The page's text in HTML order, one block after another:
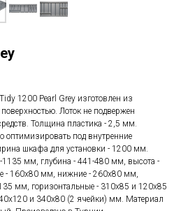
1200 Pearl Grey изготовлен из
Лоток не подвержен
Толщина пластика - 2,5 мм.
под внутренние
шкафа для установки - 1200 мм.
мм, глубина - 441-480 мм, высота -
- 160х80 мм, нижние - 260х80 мм,
мм, горизонтальные - 310х85 и 120х85
и 340х80 (2 ячейки) мм. Материал